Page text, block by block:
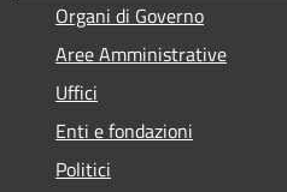
Organi di Governo
Aree Amministrative
Uffici
Enti e fondazioni
Politici